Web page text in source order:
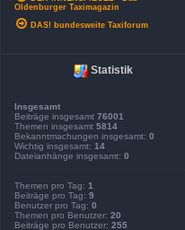
Oldenburger Taximagazin
DAS! bundesweite Taxiforum
Statistik
Insgesamt
Beiträge insgesamt 76001
Themen insgesamt 5814
Bekanntmachungen insgesamt: 0
Wichtig insgesamt: 14
Dateianhänge insgesamt: 0
Themen pro Tag: 1
Beiträge pro Tag: 9
Benutzer pro Tag: 0
Themen pro Benutzer: 20
Beiträge pro Benutzer: 255